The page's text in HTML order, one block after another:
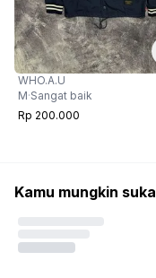
WHO.A.U
M·Sangat baik
Rp 200.000
Kamu mungkin suka